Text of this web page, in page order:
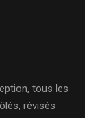
tous les
révisés